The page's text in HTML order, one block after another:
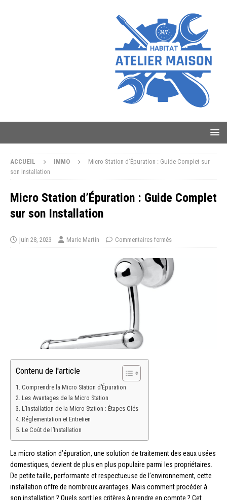
ACCUEIL IMMO
Micro Station d’Épuration : Guide Complet sur
son Installation
Micro Station d’Épuration : Guide Complet
sur son Installation
juin 28, 2023 Marie Martin Commentaires fermés
Contenu de l'article
Comprendre la Micro Station d’Épuration
Les Avantages de la Micro Station
L’Installation de la Micro Station : Étapes Clés
Réglementation et Entretien
Le Coût de l’Installation
La micro station d’épuration, une solution de traitement des eaux usées
domestiques, devient de plus en plus populaire parmi les propriétaires.
De petite taille, performante et respectueuse de l’environnement, cette
installation offre de nombreux avantages. Mais comment procéder à
son installation ? Quels sont les critères à prendre en compte ? Cet